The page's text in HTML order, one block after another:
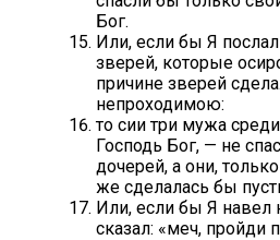
Бог.
Или, если бы Я
зверей, которые
причине зверей
непроходимою:
то сии три мужа
Господь Бог, — не
дочерей, а они,
же сделалась бы
Или, если бы Я навел
сказал: «меч, пройди